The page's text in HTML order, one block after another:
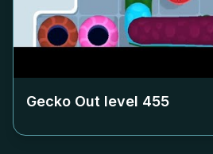
Gecko Out level 455